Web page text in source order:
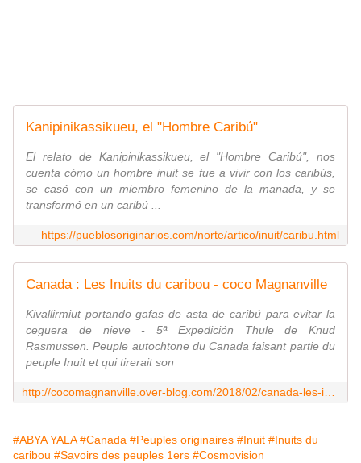
Kanipinikassikueu, el "Hombre Caribú"
El relato de Kanipinikassikueu, el "Hombre Caribú", nos
cuenta cómo un hombre inuit se fue a vivir con los caribús,
se casó con un miembro femenino de la manada, y se
transformó en un caribú ...
https://pueblosoriginarios.com/norte/artico/inuit/caribu.html
Canada : Les Inuits du caribou - coco Magnanville
Kivallirmiut portando gafas de asta de caribú para evitar la
ceguera de nieve - 5ª Expedición Thule de Knud
Rasmussen. Peuple autochtone du Canada faisant partie du
peuple Inuit et qui tirerait son
#ABYA YALA #Canada #Peuples originaires #Inuit #Inuits du
caribou #Savoirs des peuples 1ers #Cosmovision